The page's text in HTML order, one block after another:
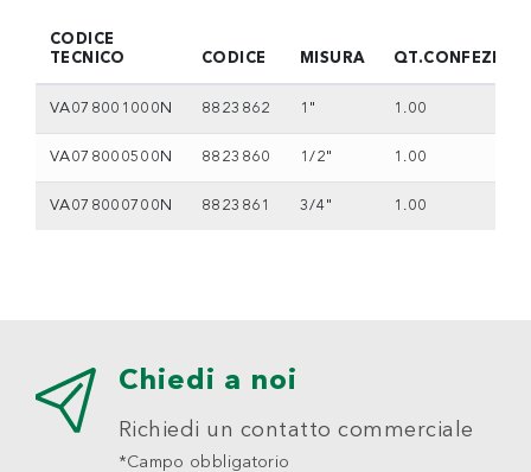
CODICE
TECNICO
CODICE MISURA
VA078001000N 8823862 1" 1.00
VA078000500N 8823860 1/2" 1.00
VA078000700N 8823861 3/4" 1.00
Chiedi a noi
Richiedi un contatto commerciale
*Campo obbligatorio